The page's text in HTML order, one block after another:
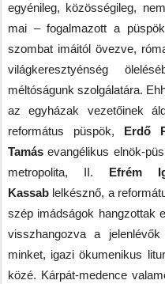
egyénileg, közösségileg,
mai – fogalmazott a
szombat imáitól övezve,
világkeresztyénség
méltóságunk szolgálatára.
az egyházak vezetőinek
református püspök, Erdő
Tamás evangélikus elnök-
metropolita, II. Efrém
Kassab lelkésznő, a
szép imádságok hangzottak
visszhangozva a
minket, igazi ökumenikus
közé. Kárpát-medence